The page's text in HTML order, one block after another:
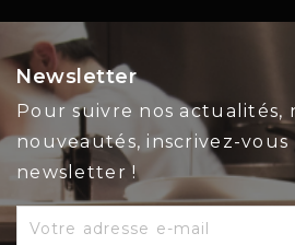
Newsletter
Pour suivre nos actualités,
nouveautés, inscrivez-
newsletter !